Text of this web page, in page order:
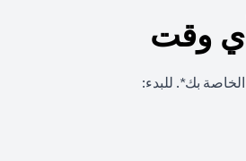
وقت
بك*. للبدء: